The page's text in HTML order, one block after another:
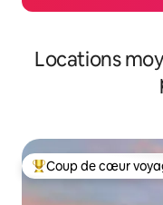
Locations
Coups de cœur
Coup de cœur